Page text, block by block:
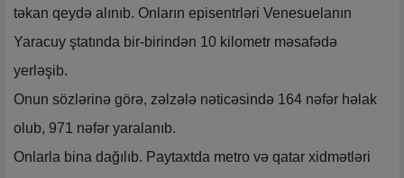
təkan qeydə alınıb. Onların episentrləri Venesuelanın
Yaracuy ştatında bir-birindən 10 kilometr məsafədə
yerləşib.
Onun sözlərinə görə, zəlzələ nəticəsində 164 nəfər həlak
olub, 971 nəfər yaralanıb.
Onlarla bina dağılıb. Paytaxtda metro və qatar xidmətləri